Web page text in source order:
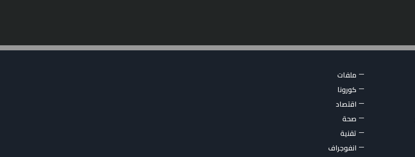
ملفات
كورونا
اقتصاد
صحة
تقنية
انفوجراف